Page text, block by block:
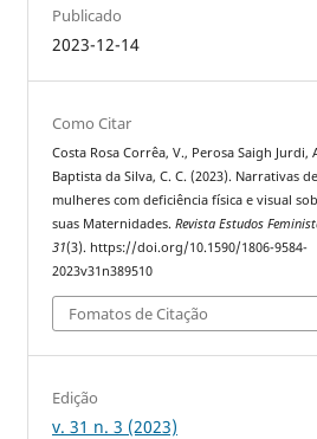
Publicado
2023-12-14
Como Citar
Costa Rosa Corrêa, V., Perosa Saigh Jurdi,
Baptista da Silva, C. C. (2023). Narrativas de
mulheres com deficiência física e visual
suas Maternidades.Revista Estudos
31(3). https://doi.org/10.1590/1806-9584-
2023v31n389510
Fomatos de Citação
Edição
v. 31 n. 3 (2023)